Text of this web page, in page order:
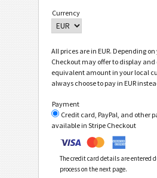
Currency
All prices are in EUR. Depending
Checkout may offer to display and
equivalent amount in your local
always choose to pay in EUR
Payment
Credit card, PayPal, and other
available in Stripe Checkout
The credit card details are entered
process on the next page.